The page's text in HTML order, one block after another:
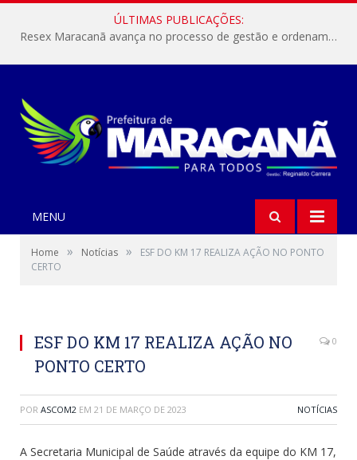
ÚLTIMAS PUBLICAÇÕES:
Resex Maracanã avança no processo de gestão e ordenamento do turismo em nossas áreas protegidas.
MENU
Home » Notícias »
ESF DO KM 17 REALIZA AÇÃO NO PONTO
CERTO
ESF DO KM 17 REALIZA AÇÃO NO
PONTO CERTO
0
POR ASCOM2 EM 21 DE MARÇO DE 2023 NOTÍCIAS
A Secretaria Municipal de Saúde através da equipe do KM 17,